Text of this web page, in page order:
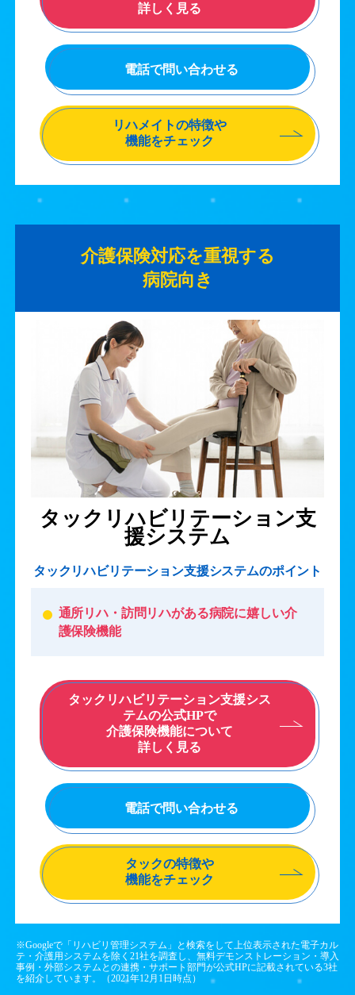
詳しく見る
電話で問い合わせる
リハメイトの特徴や
機能をチェック
介護保険対応を重視する
病院向き
タックリハビリテーション支
援システム
タックリハビリテーション支援システムのポイント
通所リハ・訪問リハがある病院に嬉しい介
護保険機能
タックリハビリテーション支援シス
テムの公式HPで
介護保険機能について
詳しく見る
電話で問い合わせる
タックの特徴や
機能をチェック
※Googleで「リハビリ管理システム」と検索をして上位表示された電子カル
テ・介護用システムを除く21社を調査し、無料デモンストレーション・導入
事例・外部システムとの連携・サポート部門が公式HPに記載されている3社
を紹介しています。（2021年12月1日時点）